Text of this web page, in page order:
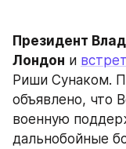
Президент
Лондон и
Риши Сунаком.
объявлено, что
военную
дальнобойные